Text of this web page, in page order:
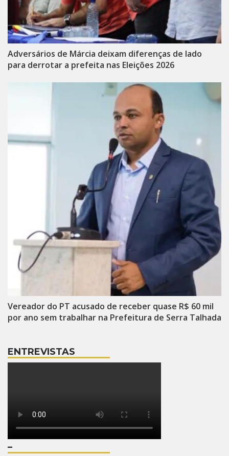
Adversários de Márcia deixam diferenças de lado
para derrotar a prefeita nas Eleições 2026
Vereador do PT acusado de receber quase R$ 60 mil
por ano sem trabalhar na Prefeitura de Serra Talhada
ENTREVISTAS
–